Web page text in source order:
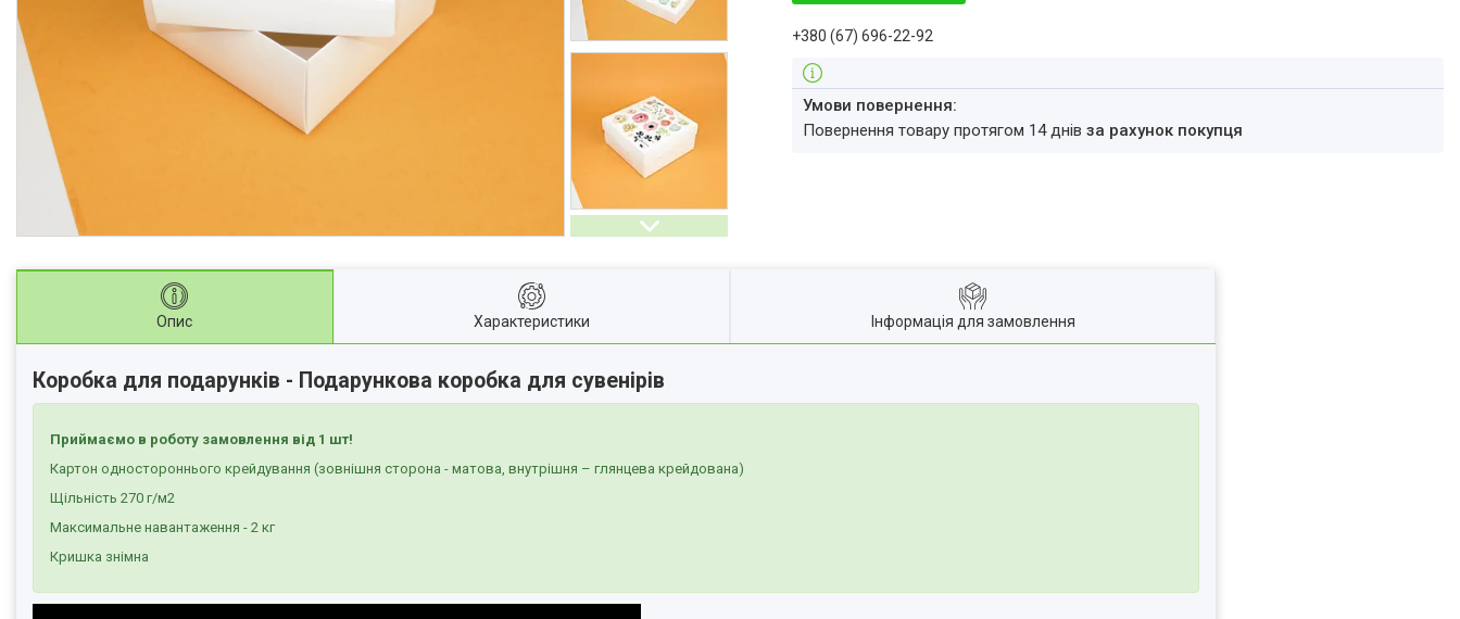
+380 (67) 696-22-92
повернення товару протягом 14 днівза рахунок покупця
Опис Характеристики Інформація для замовлення
Коробка для подарунків - Подарункова коробка для сувенірів
Приймаємо в роботу замовлення від 1 шт!
Картон одностороннього крейдування (зовнішня сторона - матова, внутрішня – глянцева крейдована)
Щільність 270 г/м2
Максимальне навантаження - 2 кг
Кришка знімна